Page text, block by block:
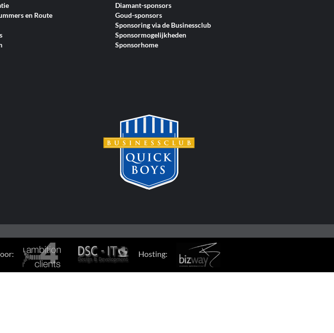
en Route
Diamant-sponsors
Goud-sponsors
Sponsoring via de Businessclub
Sponsormogelijkheden
Sponsorhome
Hosting: